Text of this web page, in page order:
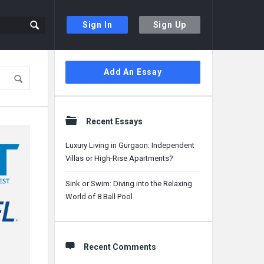
Sign In Sign Up
Sidebar
Add An Essay
Recent Essays
Luxury Living in Gurgaon: Independent
Villas or High-Rise Apartments?
Sink or Swim: Diving into the Relaxing
World of 8 Ball Pool
Recent Comments